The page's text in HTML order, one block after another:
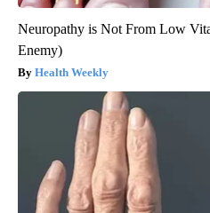
Neuropathy is Not From Low
Enemy)
Health Weekly